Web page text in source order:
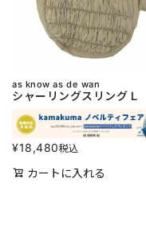
as know as de wan
シャーリングスリングＬ
¥18,480税込
カートに入れる